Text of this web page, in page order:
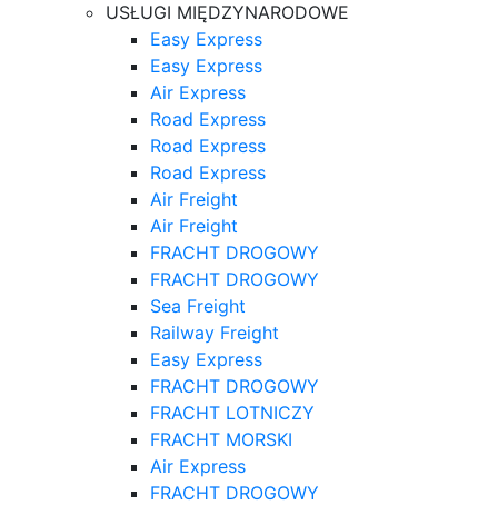
USŁUGI MIĘDZYNARODOWE
Easy Express
Easy Express
Air Express
Road Express
Road Express
Road Express
Air Freight
Air Freight
FRACHT DROGOWY
FRACHT DROGOWY
Sea Freight
Railway Freight
Easy Express
FRACHT DROGOWY
FRACHT LOTNICZY
FRACHT MORSKI
Air Express
FRACHT DROGOWY